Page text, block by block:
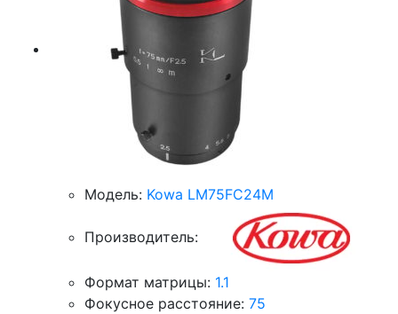
Модель: Kowa LM75FC24M
Производитель:
Формат матрицы: 1.1
Фокусное расстояние: 75